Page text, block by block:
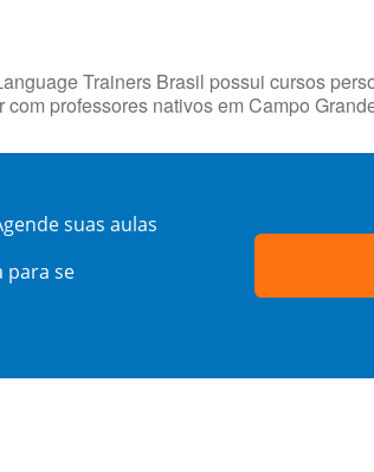
Trainers Brasil possui cursos
professores nativos em Campo
suas aulas
para se